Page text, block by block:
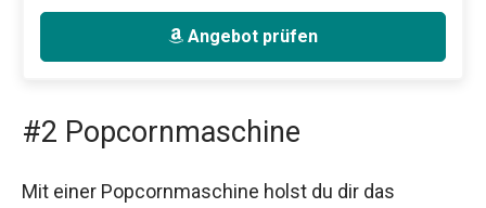
Angebot prüfen
#2 Popcornmaschine
Mit einer Popcornmaschine holst du dir das